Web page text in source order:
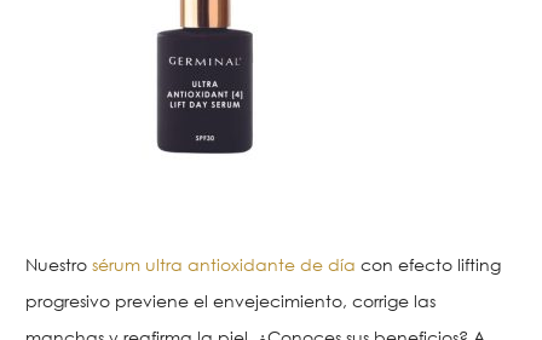
Nuestro sérum ultra antioxidante de día con efecto lifting
progresivo previene el envejecimiento, corrige las